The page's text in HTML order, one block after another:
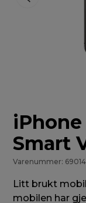
iPhone
Smart
Varenummer: 69014
Litt brukt
mobilen har